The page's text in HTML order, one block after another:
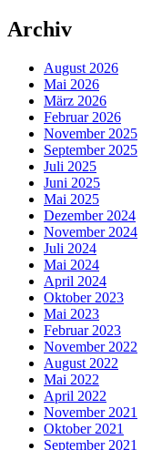
Archiv
August 2026
Mai 2026
März 2026
Februar 2026
November 2025
September 2025
Juli 2025
Juni 2025
Mai 2025
Dezember 2024
November 2024
Juli 2024
Mai 2024
April 2024
Oktober 2023
Mai 2023
Februar 2023
November 2022
August 2022
Mai 2022
April 2022
November 2021
Oktober 2021
September 2021